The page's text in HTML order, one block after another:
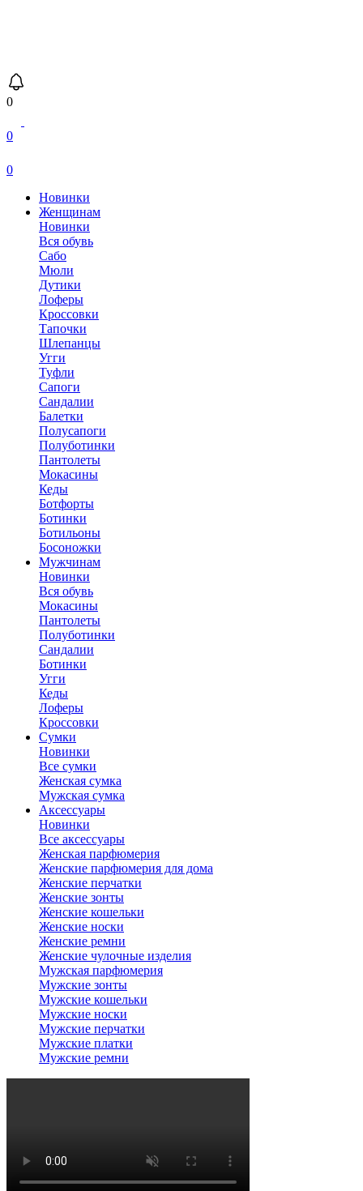
0
0
0
Новинки
Женщинам
Новинки
Вся обувь
Сабо
Мюли
Дутики
Лоферы
Кроссовки
Тапочки
Шлепанцы
Угги
Туфли
Сапоги
Сандалии
Балетки
Полусапоги
Полуботинки
Пантолеты
Мокасины
Кеды
Ботфорты
Ботинки
Ботильоны
Босоножки
Мужчинам
Новинки
Вся обувь
Мокасины
Пантолеты
Полуботинки
Сандалии
Ботинки
Угги
Кеды
Лоферы
Кроссовки
Сумки
Новинки
Все сумки
Женская сумка
Мужская сумка
Аксессуары
Новинки
Все аксессуары
Женская парфюмерия
Женские парфюмерия для дома
Женские перчатки
Женские зонты
Женские кошельки
Женские носки
Женские ремни
Женские чулочные изделия
Мужская парфюмерия
Мужские зонты
Мужские кошельки
Мужские носки
Мужские перчатки
Мужские платки
Мужские ремни